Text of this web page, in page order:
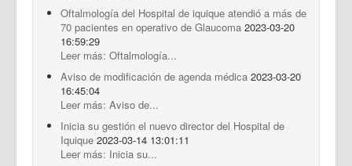
Oftalmología del Hospital de iquique atendió a más de
70 pacientes en operativo de Glaucoma 2023-03-20
16:59:29
Leer más: Oftalmología...
Aviso de modificación de agenda médica 2023-03-20
16:45:04
Leer más: Aviso de...
Inicia su gestión el nuevo director del Hospital de
Iquique 2023-03-14 13:01:11
Leer más: Inicia su...